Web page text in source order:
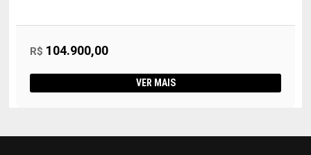
R$ 104.900,00
VER MAIS